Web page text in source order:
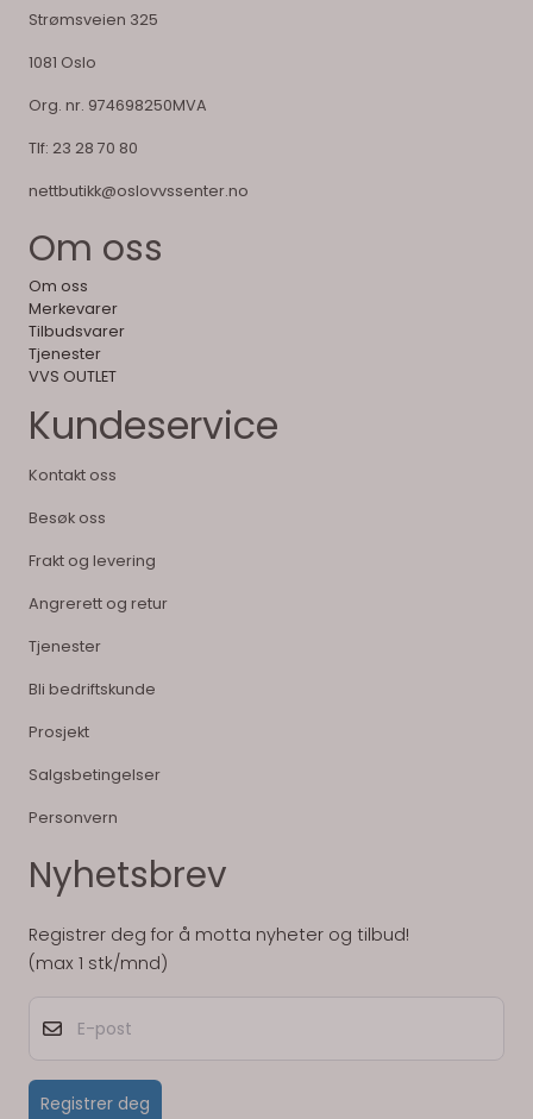
Strømsveien 325
1081 Oslo
Org. nr. 974698250MVA
Tlf: 23 28 70 80
nettbutikk@oslovvssenter.no
Om oss
Om oss
Merkevarer
Tilbudsvarer
Tjenester
VVS OUTLET
Kundeservice
Kontakt oss
Besøk oss
Frakt og levering
Angrerett og retur
Tjenester
Bli bedriftskunde
Prosjekt
Salgsbetingelser
Personvern
Nyhetsbrev
Registrer deg for å motta nyheter og tilbud!
(max 1 stk/mnd)
Registrer deg